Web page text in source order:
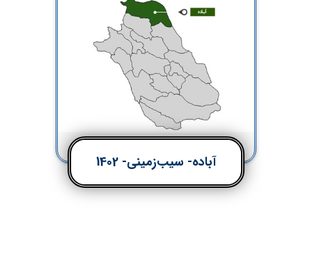
آباده- سیب‌زمینی- 1402